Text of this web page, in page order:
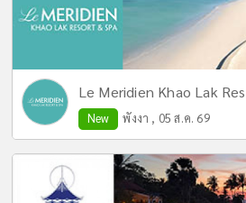
Le Meridien Khao Lak
New พังงา , 05 ส.ค. 69